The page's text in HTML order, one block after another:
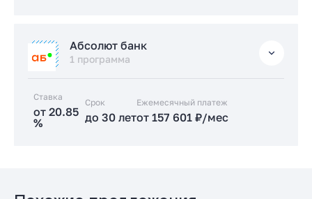
от 17.89 % до 30 лет
Заказать консультацию
Абсолют банк
1 программа
Ставка
от 20.85
%
Срок
до 30 лет
Ежемесячный платеж
от 157 601 ₽/мес